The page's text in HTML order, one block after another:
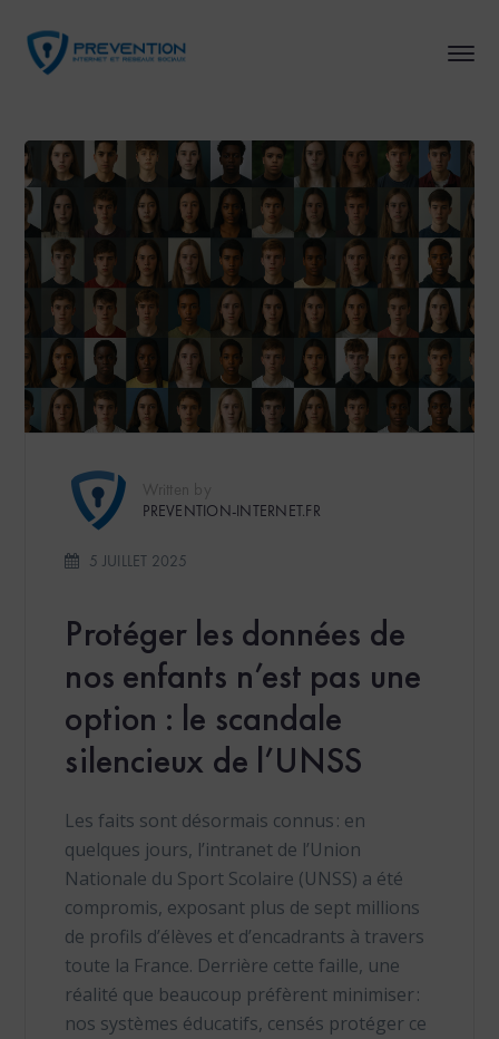
PREVENTION-INTERNET.FR
5 JUILLET 2025
Protéger les données de
nos enfants n’est pas une
option : le scandale
silencieux de l’UNSS
Les faits sont désormais connus : en
quelques jours, l’intranet de l’Union
Nationale du Sport Scolaire (UNSS) a été
compromis, exposant plus de sept millions
de profils d’élèves et d’encadrants à travers
toute la France. Derrière cette faille, une
réalité que beaucoup préfèrent minimiser :
nos systèmes éducatifs, censés protéger ce